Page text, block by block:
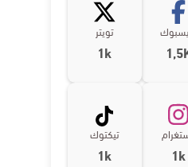
تويتر
1k
1k
تيكتوك
1k